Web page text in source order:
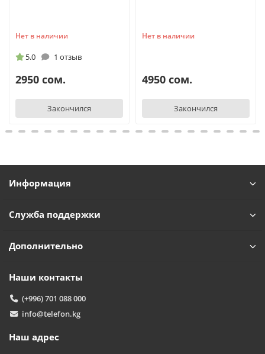
Нет в наличии
5.0 1 отзыв
2950 сом.
Закончился
Нет в наличии
4950 сом.
Закончился
Информация
Служба поддержки
Дополнительно
Наши контакты
(+996) 701 088 000
info@telefon.kg
Наш адрес